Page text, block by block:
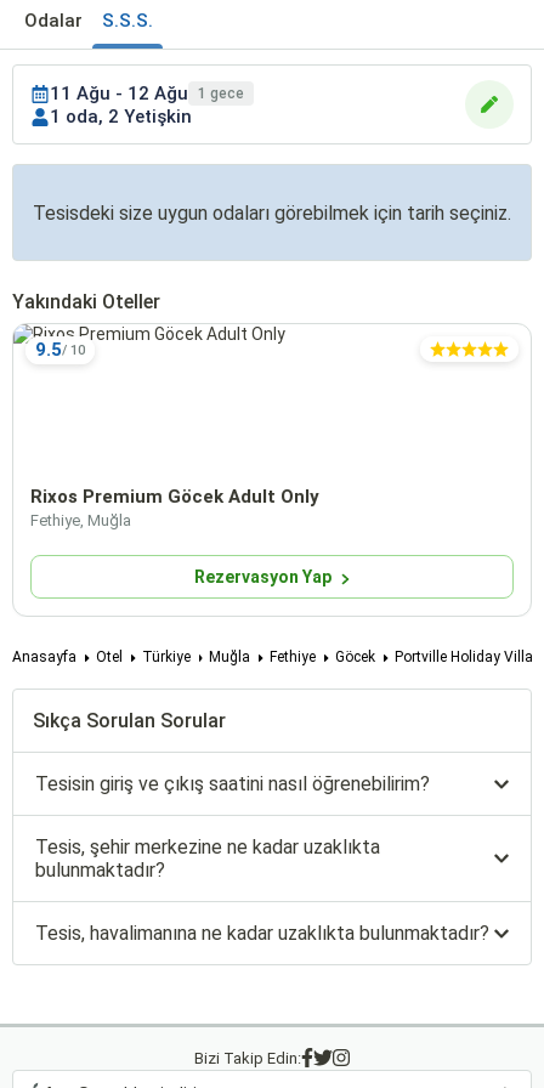
Odalar S.S.S.
11 Ağu - 12 Ağu 1 gece
1 oda, 2 Yetişkin
Tesisdeki size uygun odaları görebilmek için tarih seçiniz.
Yakındaki Oteller
9.5
Rixos Premium Göcek Adult Only
Fethiye, Muğla
Rezervasyon Yap
Anasayfa Otel Türkiye Muğla Fethiye Göcek Portville Holiday Villas
Sıkça Sorulan Sorular
Tesisin giriş ve çıkış saatini nasıl öğrenebilirim?
Tesis, şehir merkezine ne kadar uzaklıkta
bulunmaktadır?
Tesis, havalimanına ne kadar uzaklıkta bulunmaktadır?
Bizi Takip Edin: